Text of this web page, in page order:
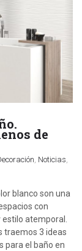
de
Noticias
blanco son una
con
atemporal.
traemos 3 ideas
para el baño en